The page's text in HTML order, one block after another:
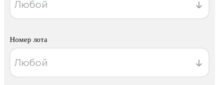
Номер лота